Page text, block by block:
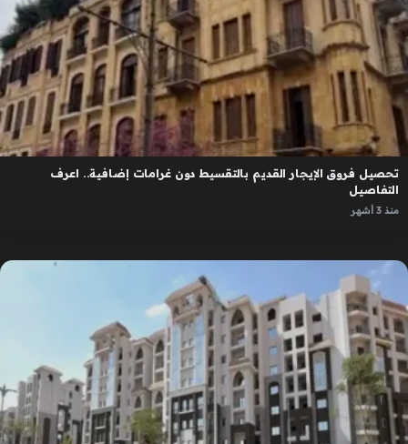
تحصيل فروق الإيجار القديم بالتقسيط دون غرامات إضافية.. اعرف
التفاصيل
منذ 3 أشهر